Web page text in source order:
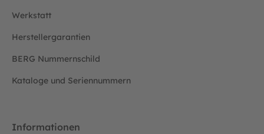
Werkstatt
Herstellergarantien
BERG Nummernschild
Kataloge und Seriennummern
Informationen